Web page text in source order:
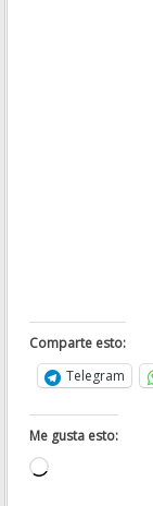
Comparte esto:
Telegram
Me gusta esto:
Cargando...